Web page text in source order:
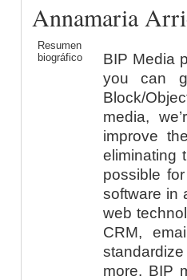
Annamaria
Resumen
biográfico
BIP Media
you can
Block/
media,
improve
eliminating
possible
software in
web
CRM,
more. BIP